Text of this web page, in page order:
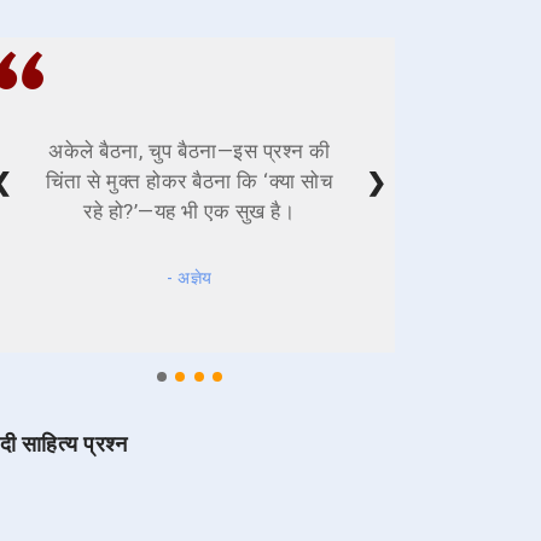
अकेले बैठना, चुप बैठना—इस प्रश्न की
चिंता से मुक्त होकर बैठना कि ‘क्या सोच
रहे हो?’—यह भी एक सुख है।
- अज्ञेय
❯
साहित्य प्रश्न